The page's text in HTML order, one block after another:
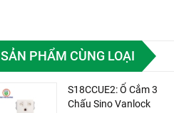
SẢN PHẨM CÙNG LOẠI
S18CCUE2: Ổ Cắm 3
Chấu Sino Vanlock